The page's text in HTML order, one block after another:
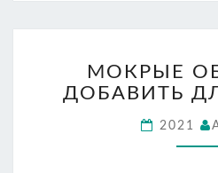
МОКРЫЕ
ДОБАВИТЬ
2021